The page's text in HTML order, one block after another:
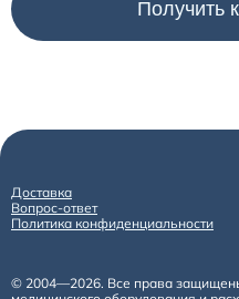
Доставка
Вопрос-ответ
Политика конфиденциальности
© 2004—2026. Все права